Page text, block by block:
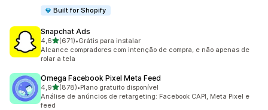
Built for Shopify
Snapchat Ads
4,6de 5 estrelas
(671)
671 avaliações ao todo
•Grátis para instalar
Alcance compradores com intenção de compra, e não apenas de
rolar a tela
Omega Facebook Pixel Meta Feed
4,9de 5 estrelas
(878)
878 avaliações ao todo
•Plano gratuito disponível
Análise de anúncios de retargeting: Facebook CAPI, Meta Pixel e
feed